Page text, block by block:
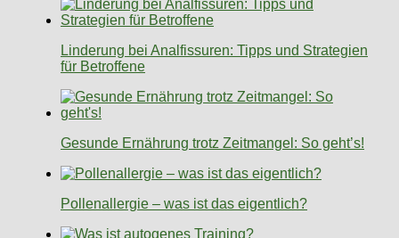
Linderung bei Analfissuren: Tipps und Strategien
für Betroffene
Gesunde Ernährung trotz Zeitmangel: So geht’s!
Pollenallergie – was ist das eigentlich?